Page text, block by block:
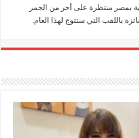
بمصر منتظرة على أحر من الجمر
باللقب التي ستتوج لهذا العام.